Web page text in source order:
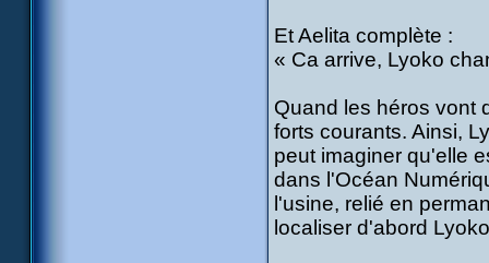
Et Aelita complète :
« Ca arrive, Lyoko
Quand les héros vont
forts courants. Ainsi,
peut imaginer qu'elle
dans l'Océan
l'usine, relié en
localiser d'abord